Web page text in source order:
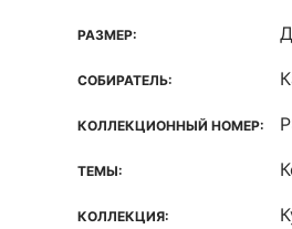
РАЗМЕР:
СОБИРАТЕЛЬ:
КОЛЛЕКЦИОННЫЙ НОМЕР:
ТЕМЫ:
КОЛЛЕКЦИЯ: